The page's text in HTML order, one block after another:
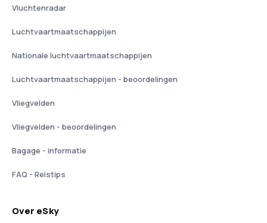
Vluchtenradar
Luchtvaartmaatschappijen
Nationale luchtvaartmaatschappijen
Luchtvaartmaatschappijen - beoordelingen
Vliegvelden
Vliegvelden - beoordelingen
Bagage - informatie
FAQ - Reistips
Over eSky